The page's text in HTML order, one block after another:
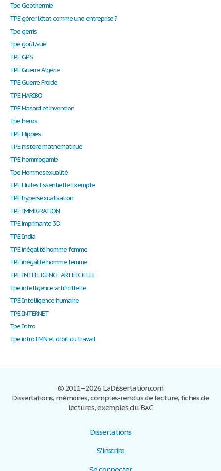
Tpe Geothermie
TPE gérer l'état comme une entreprise ?
Tpe gerris
Tpe goût/vue
TPE GPS
TPE Guerre Algérie
TPE Guerre Froide
TPE HARIBO
TPE Hasard et invention
Tpe heros
TPE Hippies
TPE histoire mathématique
TPE hommogamie
Tpe Hommosexualité
TPE Huiles Essentielle Exemple
TPE hypersexualisation
TPE IMMIGRATION
TPE imprimante 3D.
TPE India
TPE inégalité homme femme
TPE inégalité homme femme
TPE INTELLIGENCE ARTIFICIELLE
Tpe intelligence artificitlelle
TPE Intelligence humaine
TPE INTERNET
Tpe Intro
Tpe intro FMN et droit du travail
© 2011–2026 LaDissertation.com
Dissertations, mémoires, comptes-rendus de lecture, fiches de
lectures, exemples du BAC
Dissertations
S'inscrire